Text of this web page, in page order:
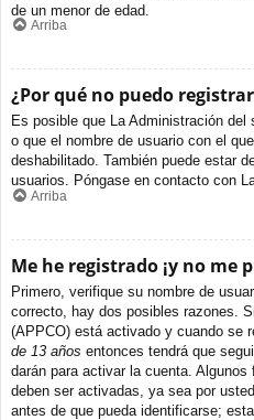
de un menor de edad.
Arriba
¿Por qué no puedo
Es posible que La Administración
o que el nombre de usuario con el
deshabilitado. También puede estar
usuarios. Póngase en contacto con
Arriba
Me he registrado ¡y no me
Primero, verifique su nombre de
correcto, hay dos posibles razones.
(APPCO) está activado y cuando se
de 13 años entonces tendrá que
darán para activar la cuenta.
deben ser activadas, ya sea por
antes de que pueda identificarse;